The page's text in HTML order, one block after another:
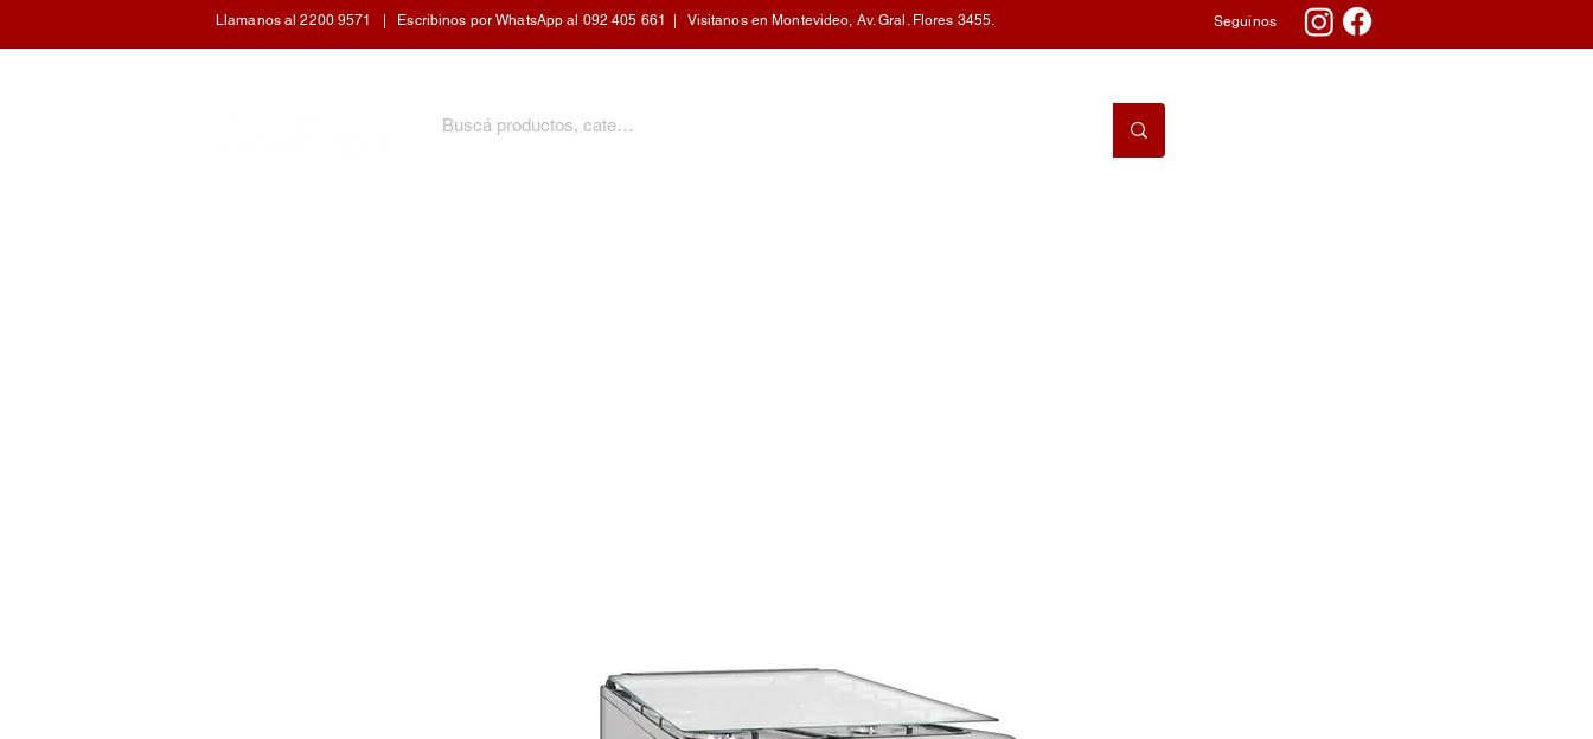
Llamanos al 2200 9571 | Escribinos por WhatsApp al 092 405 661 | Visitanos en Montevideo, Av. Gral. Flores 3455. Seguinos